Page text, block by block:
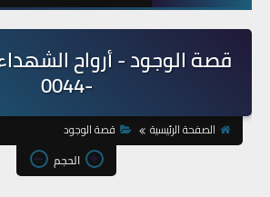
قصة الوجود - أرواح
-0044
الصفحة الرئيسية
قصة الوجود
الحجم